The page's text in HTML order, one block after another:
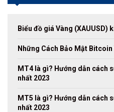
Biểu đồ giá Vàng (XAUUSD)
Những Cách Bảo Mật
MT4 là gì? Hướng dẫn cách
nhất 2023
MT5 là gì? Hướng dẫn cách
nhất 2023